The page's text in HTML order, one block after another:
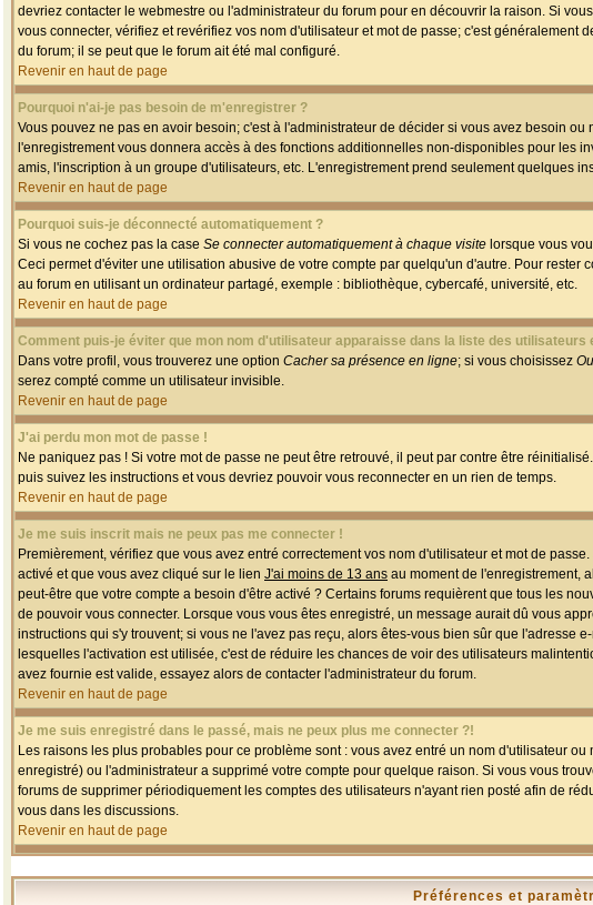
devriez contacter le webmestre ou l'administrateur du forum pour en découvrir la raison. Si
vous connecter, vérifiez et revérifiez vos nom d'utilisateur et mot de passe; c'est
du forum; il se peut que le forum ait été mal configuré.
Revenir en haut de page
Pourquoi n'ai-je pas besoin de m'enregistrer ?
Vous pouvez ne pas en avoir besoin; c'est à l'administrateur de décider si vous avez besoin
l'enregistrement vous donnera accès à des fonctions additionnelles non-disponibles pour les
amis, l'inscription à un groupe d'utilisateurs, etc. L'enregistrement prend seulement quelques
Revenir en haut de page
Pourquoi suis-je déconnecté automatiquement ?
Si vous ne cochez pas la case Se connecter automatiquement à chaque visite lorsque vous
Ceci permet d'éviter une utilisation abusive de votre compte par quelqu'un d'autre. Pour
au forum en utilisant un ordinateur partagé, exemple : bibliothèque, cybercafé, université, etc.
Revenir en haut de page
Comment puis-je éviter que mon nom d'utilisateur apparaisse dans la liste des utilisateurs
Dans votre profil, vous trouverez une option Cacher sa présence en ligne; si vous choisissez
serez compté comme un utilisateur invisible.
Revenir en haut de page
J'ai perdu mon mot de passe !
Ne paniquez pas ! Si votre mot de passe ne peut être retrouvé, il peut par contre être
puis suivez les instructions et vous devriez pouvoir vous reconnecter en un rien de temps.
Revenir en haut de page
Je me suis inscrit mais ne peux pas me connecter !
Premièrement, vérifiez que vous avez entré correctement vos nom d'utilisateur et mot de
activé et que vous avez cliqué sur le lien J'ai moins de 13 ans au moment de l'enregistrement,
peut-être que votre compte a besoin d'être activé ? Certains forums requièrent que tous les
de pouvoir vous connecter. Lorsque vous vous êtes enregistré, un message aurait dû vous
instructions qui s'y trouvent; si vous ne l'avez pas reçu, alors êtes-vous bien sûr que
lesquelles l'activation est utilisée, c'est de réduire les chances de voir des utilisateurs
avez fournie est valide, essayez alors de contacter l'administrateur du forum.
Revenir en haut de page
Je me suis enregistré dans le passé, mais ne peux plus me connecter ?!
Les raisons les plus probables pour ce problème sont : vous avez entré un nom d'utilisateur
enregistré) ou l'administrateur a supprimé votre compte pour quelque raison. Si vous vous
forums de supprimer périodiquement les comptes des utilisateurs n'ayant rien posté afin de
vous dans les discussions.
Revenir en haut de page
Préférences et